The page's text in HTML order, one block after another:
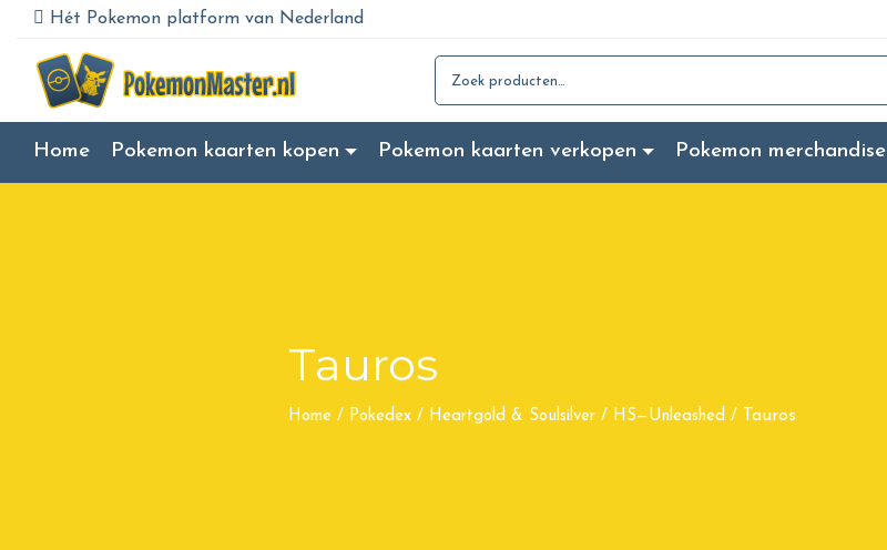
Hét Pokemon platform van Nederland
Search for:
Home Pokemon kaarten kopen Pokemon kaarten verkopen Pokemon merchandise
Tauros
Home / Pokedex / Heartgold & Soulsilver / HS—Unleashed / Tauros